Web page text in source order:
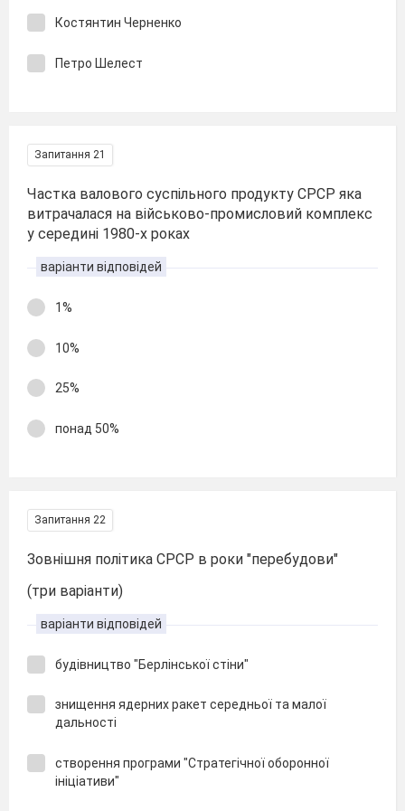
Костянтин Черненко
Петро Шелест
Запитання 21
Частка валового суспільного продукту СРСР яка
витрачалася на військово-промисловий комплекс
у середині 1980-х роках
варіанти відповідей
1%
10%
25%
понад 50%
Запитання 22
Зовнішня політика СРСР в роки "перебудови"
(три варіанти)
варіанти відповідей
будівництво "Берлінської стіни"
знищення ядерних ракет середньої та малої
дальності
створення програми "Стратегічної оборонної
ініціативи"